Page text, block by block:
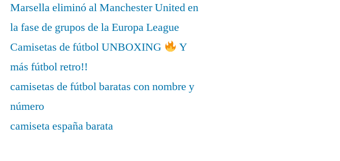
Marsella eliminó al Manchester United en
la fase de grupos de la Europa League
Camisetas de fútbol UNBOXING
Y
más fútbol retro!!
camisetas de fútbol baratas con nombre y
número
camiseta españa barata